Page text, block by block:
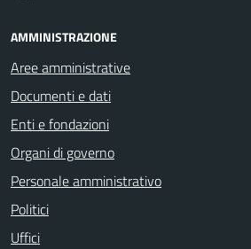
AMMINISTRAZIONE
Aree amministrative
Documenti e dati
Enti e fondazioni
Organi di governo
Personale amministrativo
Politici
Uffici